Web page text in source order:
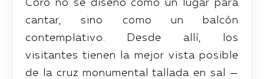
Coro no se diseñó como un lugar para
cantar, sino como un balcón
contemplativo. Desde allí, los
visitantes tienen la mejor vista posible
de la cruz monumental tallada en sal —